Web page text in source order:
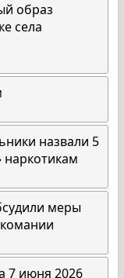
образ
села
назвали 5
наркотикам
меры
7 июня 2026